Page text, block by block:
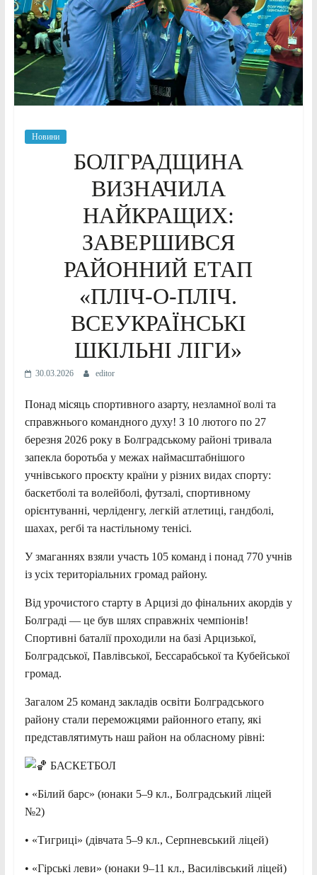
Новини
БОЛГРАДЩИНА
ВИЗНАЧИЛА
НАЙКРАЩИХ:
ЗАВЕРШИВСЯ
РАЙОННИЙ ЕТАП
«ПЛІЧ-О-ПЛІЧ.
ВСЕУКРАЇНСЬКІ
ШКІЛЬНІ ЛІГИ»
30.03.2026 editor
Понад місяць спортивного азарту, незламної волі та
справжнього командного духу! З 10 лютого по 27
березня 2026 року в Болградському районі тривала
запекла боротьба у межах наймасштабнішого
учнівського проєкту країни у різних видах спорту:
баскетболі та волейболі, футзалі, спортивному
орієнтуванні, черліденгу, легкій атлетиці, гандболі,
шахах, регбі та настільному тенісі.
У змаганнях взяли участь 105 команд і понад 770 учнів
із усіх територіальних громад району.
Від урочистого старту в Арцизі до фінальних акордів у
Болграді — це був шлях справжніх чемпіонів!
Спортивні баталії проходили на базі Арцизької,
Болградської, Павлівської, Бессарабської та Кубейської
громад.
Загалом 25 команд закладів освіти Болградського
району стали переможцями районного етапу, які
представлятимуть наш район на обласному рівні:
БАСКЕТБОЛ
• «Білий барс» (юнаки 5–9 кл., Болградський ліцей
№2)
• «Тигриці» (дівчата 5–9 кл., Серпневський ліцей)
• «Гірські леви» (юнаки 9–11 кл., Василівський ліцей)